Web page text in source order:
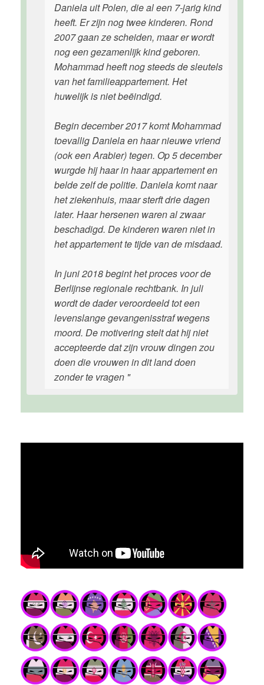
Daniela uit Polen, die al een 7-jarig kind
heeft. Er zijn nog twee kinderen. Rond
2007 gaan ze scheiden, maar er wordt
nog een gezamenlijk kind geboren.
Mohammad heeft nog steeds de sleutels
van het familieappartement. Het
huwelijk is niet beëindigd.
Begin december 2017 komt Mohammad
toevallig Daniela en haar nieuwe vriend
(ook een Arabier) tegen. Op 5 december
wurgde hij haar in haar appartement en
belde zelf de politie. Daniela komt naar
het ziekenhuis, maar sterft drie dagen
later. Haar hersenen waren al zwaar
beschadigd. De kinderen waren niet in
het appartement te tijde van de misdaad.
In juni 2018 begint het proces voor de
Berlijnse regionale rechtbank. In juli
wordt de dader veroordeeld tot een
levenslange gevangenisstraf wegens
moord. De motivering stelt dat hij niet
accepteerde dat zijn vrouw dingen zou
doen die vrouwen in dit land doen
zonder te vragen "